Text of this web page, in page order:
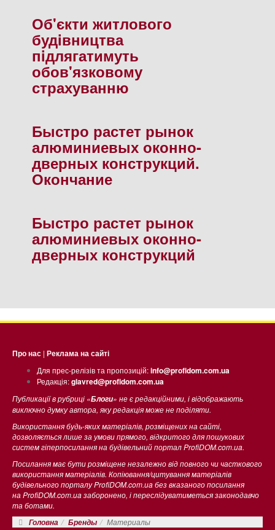
Об'єкти житлового
будiвництва
пiдлягатимуть
обов'язковому
страхуванню
Быстро растет рынок
алюминиевых оконно-
дверных конструкций.
Окончание
Быстро растет рынок
алюминиевых оконно-
дверных конструкций
Про нас | Реклама на сайті
Для прес-релізів та пропозицій:info@profidom.com.ua
Редакція:glavred@profidom.com.ua
Публикації в рубриці «Блоги» не є редакційними, і відображають
виключно думку автора, яку редакція може не поділяти.
Використання будь-яких матеріалів, розміщених на сайті,
дозволяється лише за умови прямого, відкритого для пошукових
систем гіперпосилання на будівельний портал ProfiDOM.com.ua.
Посилання має бути розміщене незалежно від повного чи часткового
використання матеріалів. Копіювання/цитування матеріалів
будівельного порталу ProfiDOM.com.ua без вказаного посилання
на ProfiDOM.com.ua заборонено, і переслідуватиметься законодавчо
та ботами.
Головна
Бренды Материалы